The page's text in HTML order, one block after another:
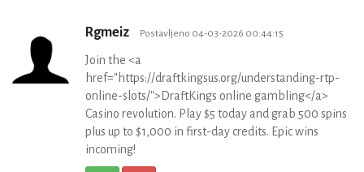
Rgmeiz Postavljeno 04-03-2026 00:44:15
Join the <a
href="https://draftkingsus.org/understanding-rtp-
online-slots/">DraftKings online gambling</a>
Casino revolution. Play $5 today and grab 500 spins
plus up to $1,000 in first-day credits. Epic wins
incoming!